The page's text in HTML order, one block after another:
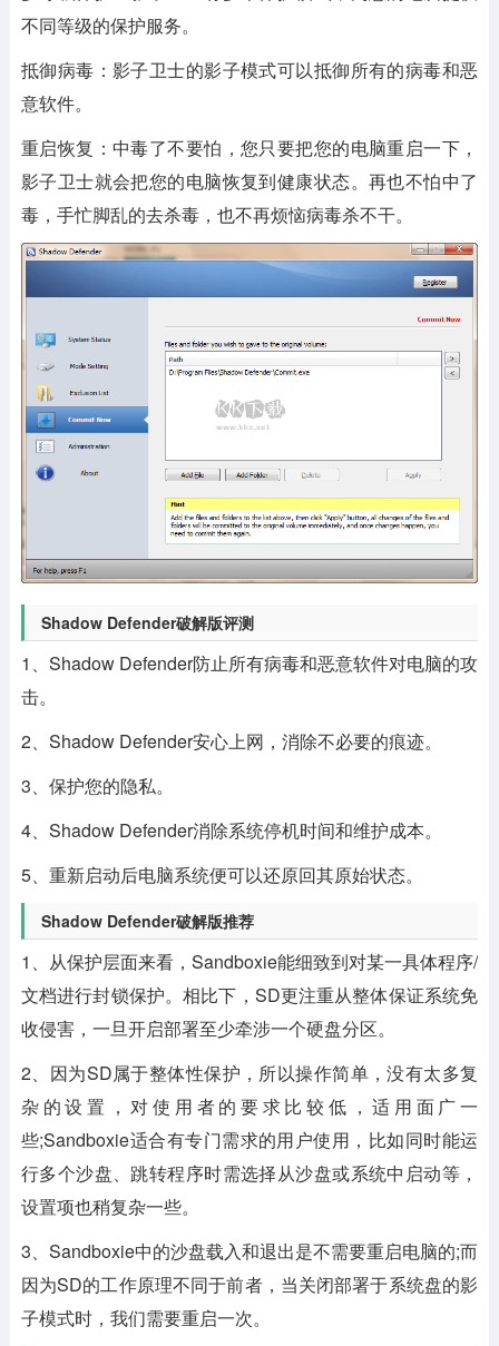
不同等级的保护服务。
抵御病毒：影子卫士的影子模式可以抵御所有的病毒和恶
意软件。
重启恢复：中毒了不要怕，您只要把您的电脑重启一下，
影子卫士就会把您的电脑恢复到健康状态。再也不怕中了
毒，手忙脚乱的去杀毒，也不再烦恼病毒杀不干。
Shadow Defender破解版评测
1、Shadow Defender防止所有病毒和恶意软件对电脑的攻
击。
2、Shadow Defender安心上网，消除不必要的痕迹。
3、保护您的隐私。
4、Shadow Defender消除系统停机时间和维护成本。
5、重新启动后电脑系统便可以还原回其原始状态。
Shadow Defender破解版推荐
1、从保护层面来看，Sandboxie能细致到对某一具体程序/
文档进行封锁保护。相比下，SD更注重从整体保证系统免
收侵害，一旦开启部署至少牵涉一个硬盘分区。
2、因为SD属于整体性保护，所以操作简单，没有太多复
杂的设置，对使用者的要求比较低，适用面广一
些;Sandboxie适合有专门需求的用户使用，比如同时能运
行多个沙盘、跳转程序时需选择从沙盘或系统中启动等，
设置项也稍复杂一些。
3、Sandboxie中的沙盘载入和退出是不需要重启电脑的;而
因为SD的工作原理不同于前者，当关闭部署于系统盘的影
子模式时，我们需要重启一次。